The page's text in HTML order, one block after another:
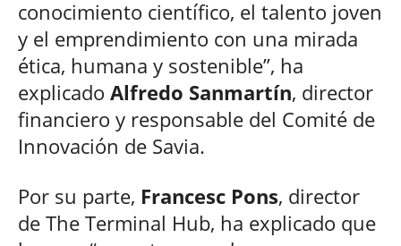
conocimiento científico, el talento joven
y el emprendimiento con una mirada
ética, humana y sostenible”, ha
explicado Alfredo Sanmartín, director
financiero y responsable del Comité de
Innovación de Savia.
Por su parte, Francesc Pons, director
de The Terminal Hub, ha explicado que